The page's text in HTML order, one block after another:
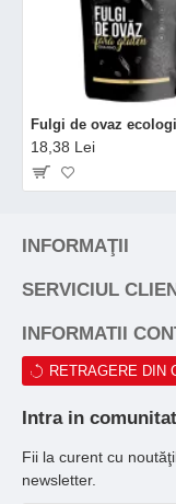
18,38 Lei
INFORMAŢII
SERVICIUL
INFORMATII
RETRAGERE DIN
Intra in
Fii la curent cu
newsletter.